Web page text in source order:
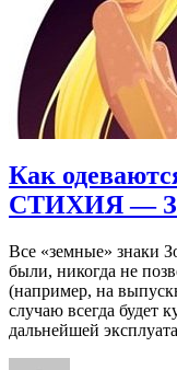
Как
СТИХИЯ —
Все «земные» знаки
были, никогда не
(например, на
случаю всегда будет
дальнейшей